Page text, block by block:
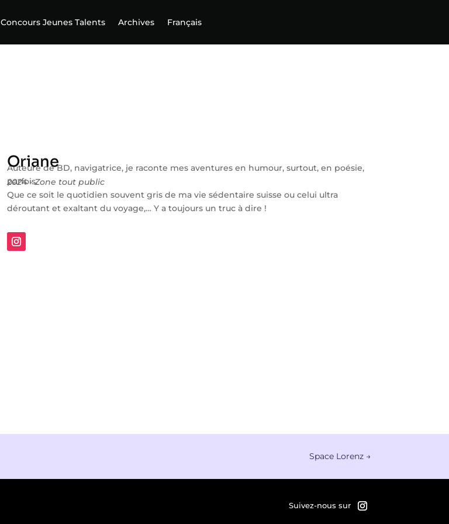
Concours Jeunes Talents Archives Français
Oriane
2024 - Zone tout public
Auteure de BD, navigatrice, je raconte mes aventures en humour, surtout, en poésie,
parfois.
Que ce soit le quotidien souvent gris de ma vie sédentaire suisse ou celui ultra
déroutant et exaltant du voyage,… Y a toujours un truc à dire !
Space Lorenz→